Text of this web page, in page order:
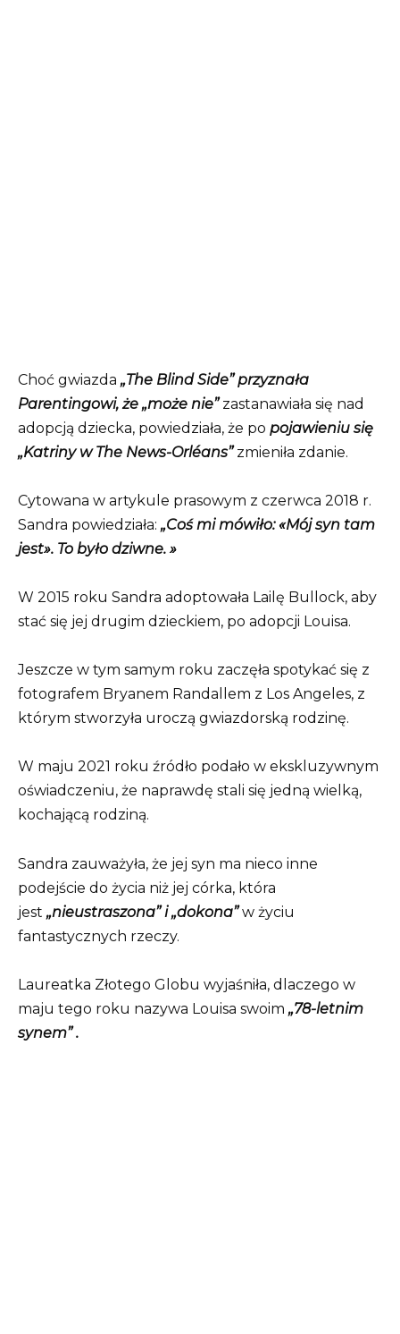
Choć gwiazda „The Blind Side” przyznała
Parentingowi, że „może nie”zastanawiała się nad
adopcją dziecka, powiedziała, że ​​po pojawieniu się
„Katriny w The News-Orléans”zmieniła zdanie.
Cytowana w artykule prasowym z czerwca 2018 r.
Sandra powiedziała: „Coś mi mówiło: «Mój syn tam
jest». To było dziwne. »
W 2015 roku Sandra adoptowała Lailę Bullock, aby
stać się jej drugim dzieckiem, po adopcji Louisa.
Jeszcze w tym samym roku zaczęła spotykać się z
fotografem Bryanem Randallem z Los Angeles, z
którym stworzyła uroczą gwiazdorską rodzinę.
W maju 2021 roku źródło podało w ekskluzywnym
oświadczeniu, że naprawdę stali się jedną wielką,
kochającą rodziną.
Sandra zauważyła, że ​​jej syn ma nieco inne
podejście do życia niż jej córka, która
jest „nieustraszona” i „dokona”w życiu
fantastycznych rzeczy.
Laureatka Złotego Globu wyjaśniła, dlaczego w
maju tego roku nazywa Louisa swoim „78-letnim
synem” .